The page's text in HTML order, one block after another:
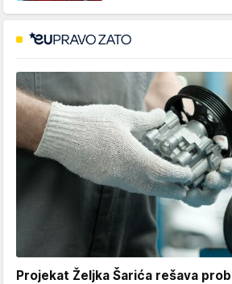
Projekat Željka Šarića rešava